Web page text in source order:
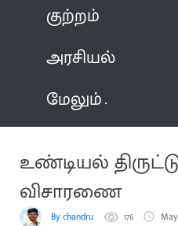
குற்றம்
அரசியல்
மேலும்
உண்டியல்
விசாரணை
By chandru 176 May